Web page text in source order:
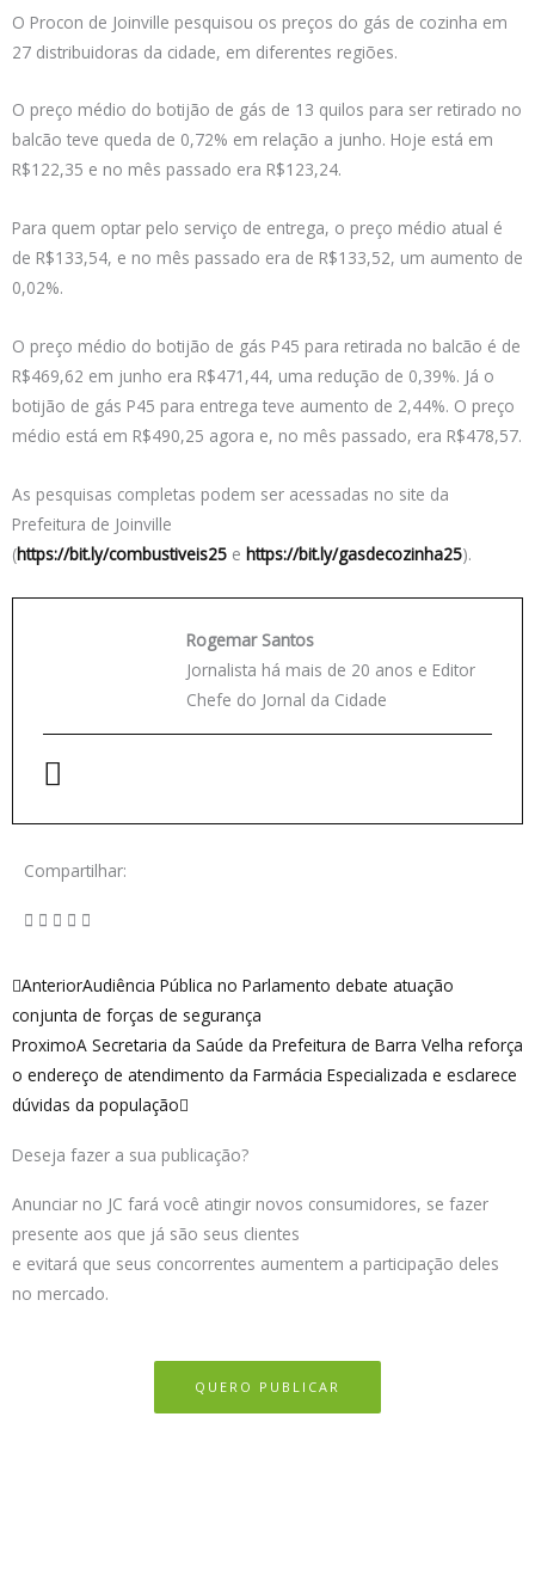
O Procon de Joinville pesquisou os preços do gás de cozinha em
27 distribuidoras da cidade, em diferentes regiões.
O preço médio do botijão de gás de 13 quilos para ser retirado no
balcão teve queda de 0,72% em relação a junho. Hoje está em
R$122,35 e no mês passado era R$123,24.
Para quem optar pelo serviço de entrega, o preço médio atual é
de R$133,54, e no mês passado era de R$133,52, um aumento de
0,02%.
O preço médio do botijão de gás P45 para retirada no balcão é de
R$469,62 em junho era R$471,44, uma redução de 0,39%. Já o
botijão de gás P45 para entrega teve aumento de 2,44%. O preço
médio está em R$490,25 agora e, no mês passado, era R$478,57.
As pesquisas completas podem ser acessadas no site da
Prefeitura de Joinville
(https://bit.ly/combustiveis25 e https://bit.ly/gasdecozinha25).
Rogemar Santos
Jornalista há mais de 20 anos e Editor
Chefe do Jornal da Cidade
Compartilhar:
Anterior
AnteriorAudiência Pública no Parlamento debate atuação
conjunta de forças de segurança
ProximoA Secretaria da Saúde da Prefeitura de Barra Velha reforça
o endereço de atendimento da Farmácia Especializada e esclarece
dúvidas da população
Próximo
Deseja fazer a sua publicação?
Anunciar no JC fará você atingir novos consumidores, se fazer
presente aos que já são seus clientes
e evitará que seus concorrentes aumentem a participação deles
no mercado.
QUERO PUBLICAR